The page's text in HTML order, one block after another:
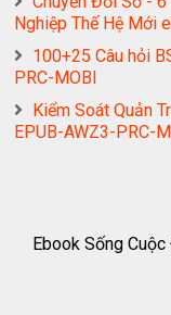
Nghiệp Thế Hệ Mới
100+25 Câu hỏi
PRC-MOBI
Kiểm Soát Quản
EPUB-AWZ3-PRC-
Ebook Sống